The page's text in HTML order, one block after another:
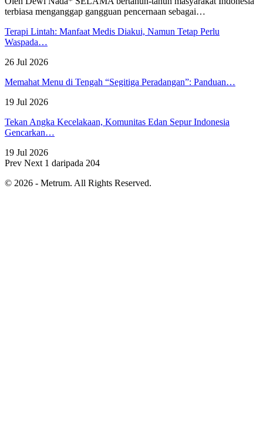
terbiasa menganggap gangguan pencernaan sebagai…
Terapi Lintah: Manfaat Medis Diakui, Namun Tetap Perlu
Waspada…
26 Jul 2026
Memahat Menu di Tengah “Segitiga Peradangan”: Panduan…
19 Jul 2026
Tekan Angka Kecelakaan, Komunitas Edan Sepur Indonesia
Gencarkan…
19 Jul 2026
Prev Next 1 daripada 204
© 2026 - Metrum. All Rights Reserved.